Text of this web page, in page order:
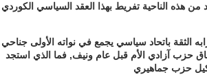
هذه الناحية تفريط بهذا العقد السياسي الكوردي
الثقة باتحاد سياسي يجمع في نواته الأولى جناحي
حزب آزادي الأم قبل عام ونيف, فما الذي استجد